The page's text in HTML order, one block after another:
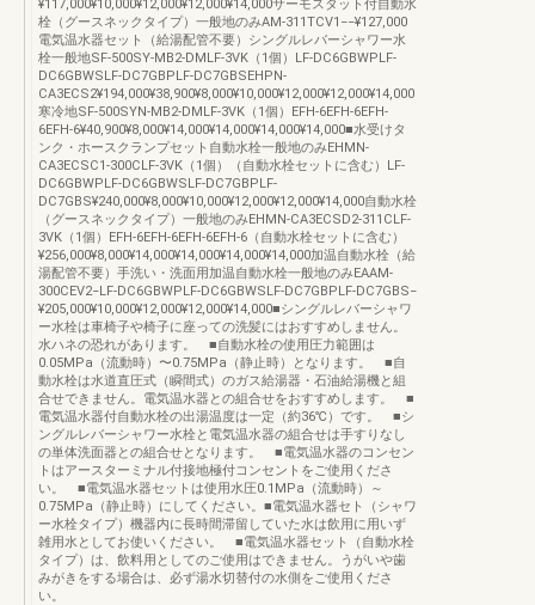
¥117,000¥10,000¥12,000¥12,000¥14,000サーモスタット付自動水
栓（グースネックタイプ）一般地のみAM-311TCV1−−¥127,000
電気温水器セット（給湯配管不要）シングルレバーシャワー水
栓一般地SF-500SY-MB2-DMLF-3VK（1個）LF-DC6GBWPLF-
DC6GBWSLF-DC7GBPLF-DC7GBSEHPN-
CA3ECS2¥194,000¥38,900¥8,000¥10,000¥12,000¥12,000¥14,000
寒冷地SF-500SYN-MB2-DMLF-3VK（1個）EFH-6EFH-6EFH-
6EFH-6¥40,900¥8,000¥14,000¥14,000¥14,000¥14,000■水受けタ
ンク・ホースクランプセット自動水栓一般地のみEHMN-
CA3ECSC1-300CLF-3VK（1個）（自動水栓セットに含む）LF-
DC6GBWPLF-DC6GBWSLF-DC7GBPLF-
DC7GBS¥240,000¥8,000¥10,000¥12,000¥12,000¥14,000自動水栓
（グースネックタイプ）一般地のみEHMN-CA3ECSD2-311CLF-
3VK（1個）EFH-6EFH-6EFH-6EFH-6（自動水栓セットに含む）
¥256,000¥8,000¥14,000¥14,000¥14,000¥14,000加温自動水栓（給
湯配管不要）手洗い・洗面用加温自動水栓一般地のみEAAM-
300CEV2−LF-DC6GBWPLF-DC6GBWSLF-DC7GBPLF-DC7GBS−
¥205,000¥10,000¥12,000¥12,000¥14,000■シングルレバーシャワ
ー水栓は車椅子や椅子に座っての洗髪にはおすすめしません。
水ハネの恐れがあります。 ■自動水栓の使用圧力範囲は
0.05MPa（流動時）〜0.75MPa（静止時）となります。 ■自
動水栓は水道直圧式（瞬間式）のガス給湯器・石油給湯機と組
合せできません。電気温水器との組合せをおすすめします。 ■
電気温水器付自動水栓の出湯温度は一定（約36℃）です。 ■シ
ングルレバーシャワー水栓と電気温水器の組合せは手すりなし
の単体洗面器との組合せとなります。 ■電気温水器のコンセン
トはアースターミナル付接地極付コンセントをご使用くださ
い。 ■電気温水器セットは使用水圧0.1MPa（流動時）～
0.75MPa（静止時）にしてください。■電気温水器セト（シャワ
ー水栓タイプ）機器内に長時間滞留していた水は飲用に用いず
雑用水としてお使いください。 ■電気温水器セット（自動水栓
タイプ）は、飲料用としてのご使用はできません。うがいや歯
みがきをする場合は、必ず湯水切替付の水側をご使用くださ
い。